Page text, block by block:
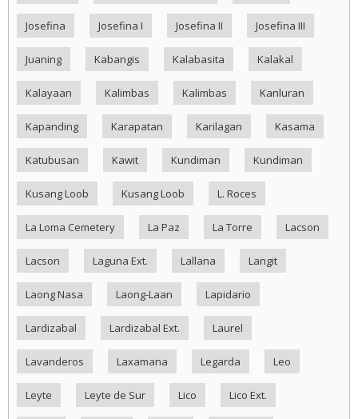
Josefina Josefina I Josefina II Josefina III
Juaning Kabangis Kalabasita Kalakal
Kalayaan Kalimbas Kalimbas Kanluran
Kapanding Karapatan Karilagan Kasama
Katubusan Kawit Kundiman Kundiman
Kusang Loob Kusang Loob L. Roces
La Loma Cemetery La Paz La Torre Lacson
Lacson Laguna Ext. Lallana Langit
Laong Nasa Laong-Laan Lapidario
Lardizabal Lardizabal Ext. Laurel
Lavanderos Laxamana Legarda Leo
Leyte Leyte de Sur Lico Lico Ext.